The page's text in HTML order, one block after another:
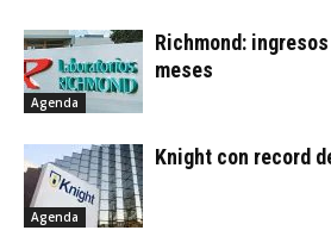
Agenda
Richmond:
meses
Agenda
Knight con record